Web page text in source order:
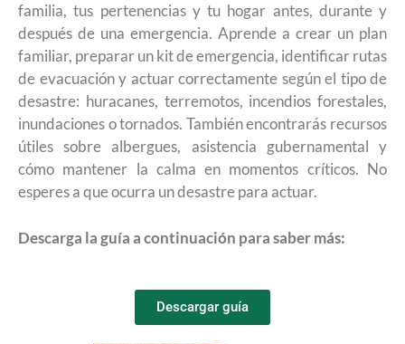
familia, tus pertenencias y tu hogar antes, durante y
después de una emergencia. Aprende a crear un plan
familiar, preparar un kit de emergencia, identificar rutas
de evacuación y actuar correctamente según el tipo de
desastre: huracanes, terremotos, incendios forestales,
inundaciones o tornados. También encontrarás recursos
útiles sobre albergues, asistencia gubernamental y
cómo mantener la calma en momentos críticos. No
esperes a que ocurra un desastre para actuar.
Descarga la guía a continuación para saber más:
Descargar guía